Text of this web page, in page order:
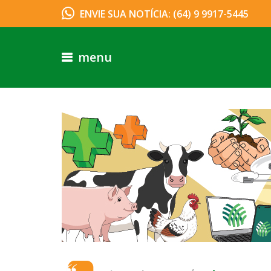
ENVIE SUA NOTÍCIA: (64) 9 9917-5445
menu